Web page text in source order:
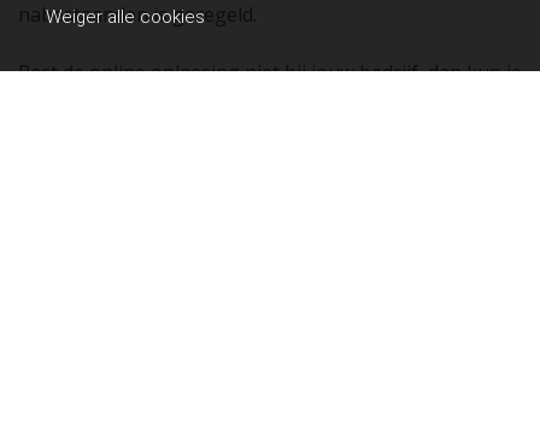
nabestaanden is geregeld.
Past de online oplossing niet bij jouw bedrijf, dan kun je
Weiger alle cookies